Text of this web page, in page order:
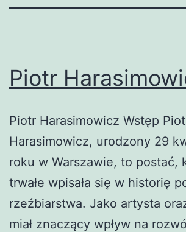
Piotr
Piotr Harasimowicz Wstęp
Harasimowicz, urodzony 29
roku w Warszawie, to postać,
trwałe wpisała się w historię
rzeźbiarstwa. Jako artysta
miał znaczący wpływ na